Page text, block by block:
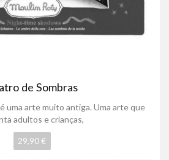
de Sombras
uma arte muito antiga. Uma arte que
adultos e crianças,
29,90 €